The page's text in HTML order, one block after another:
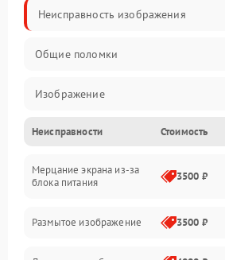
Неисправность изображения
Общие поломки
Изображение
Лампа подсветки
Неисправность управления и
Неисправности Стоимость
Мерцание экрана из-за
блока питания
3500 ₽
Размытое изображение 3500 ₽